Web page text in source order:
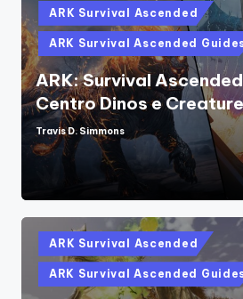
Posted
in
ARK Survival Ascended
ARK Survival Ascended
ARK: Survival
Centro Dinos e Creature
Posted
by
Travis D. Simmons
Posted
in
ARK Survival Ascended
ARK Survival Ascended